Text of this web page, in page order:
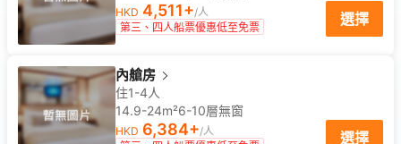
HKD 4,511+/人
第三、四人船票優惠低至免票
選擇
內艙房
住1-4人
14.9-24m²6-10層無窗
HKD 6,384+/人
選擇